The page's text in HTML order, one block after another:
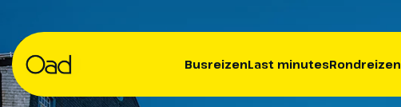
BusreizenLast minutesRondreizen